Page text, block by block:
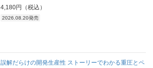
4,180円（税込）
2026.08.20発売
誤解だらけの開発生産性 ストーリーでわかる重圧とペ